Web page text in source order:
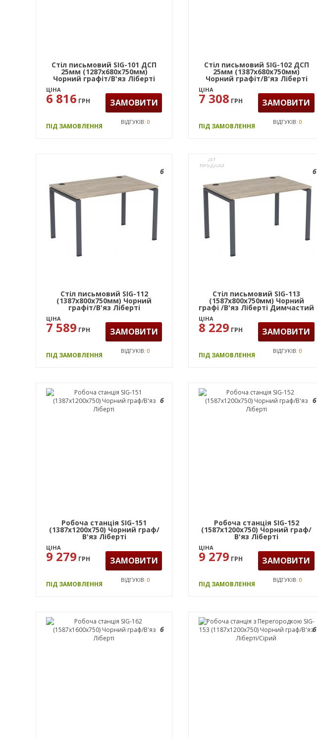
Стіл письмовий SIG-101 ДСП
25мм (1287х680х750мм)
Чорний графіт/В'яз Ліберті
Димчастий
ЦІНА
6 816 ГРН ЗАМОВИТИ
ПІД ЗАМОВЛЕННЯ
ВІДГУКІВ: 0
Стіл письмовий SIG-102 ДСП
25мм (1387х680х750мм)
Чорний графіт/В'яз Ліберті
Димчастий
ЦІНА
7 308 ГРН ЗАМОВИТИ
ПІД ЗАМОВЛЕННЯ
ВІДГУКІВ:0
6
Стіл письмовий SIG-112
(1387х800х750мм) Чорний
графіт/В'яз Ліберті
Димчастий
ЦІНА
7 589 ГРН ЗАМОВИТИ
ПІД ЗАМОВЛЕННЯ
ВІДГУКІВ: 0
ХІТ
ПРОДАЖУ
6
Стіл письмовий SIG-113
(1587х800х750мм) Чорний
графі /В'яз Ліберті Димчастий
ЦІНА
8 229 ГРН ЗАМОВИТИ
ПІД ЗАМОВЛЕННЯ
ВІДГУКІВ:0
6
Робоча станція SIG-151
(1387х1200х750) Чорний граф/
В'яз Ліберті
ЦІНА
9 279 ГРН ЗАМОВИТИ
ПІД ЗАМОВЛЕННЯ
ВІДГУКІВ: 0
6
Робоча станція SIG-152
(1587х1200х750) Чорний граф/
В'яз Ліберті
ЦІНА
9 279 ГРН ЗАМОВИТИ
ПІД ЗАМОВЛЕННЯ
ВІДГУКІВ:0
6 6